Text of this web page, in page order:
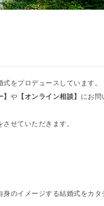
をプロデュースしています。
や 【オンライン相談】 にお問
せていただきます。
のイメージする結婚式をカ